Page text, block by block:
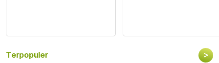
Terpopuler >